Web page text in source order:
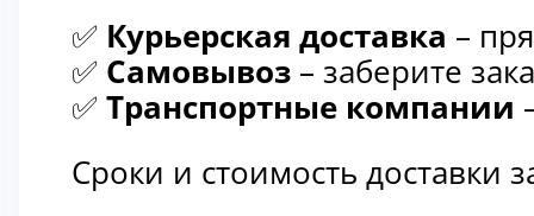
✅ Курьерская доставка –
✅ Самовывоз – заберите
✅ Транспортные компании
Сроки и стоимость доставки